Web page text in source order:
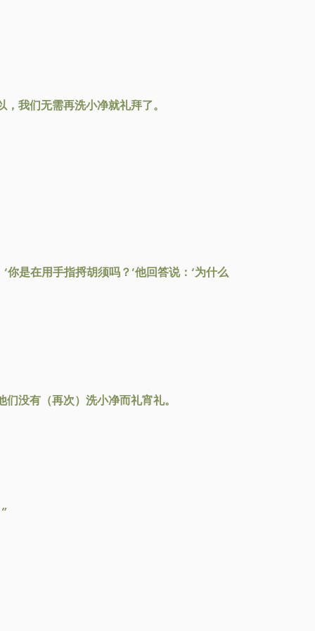
我们无需再洗小净就礼拜了。
是在用手指捋胡须吗？’他回答说：‘为什么
没有（再次）洗小净而礼宵礼。